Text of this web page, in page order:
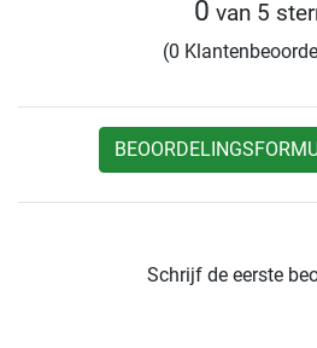
0 van 5
(0
Schrijf de eerste